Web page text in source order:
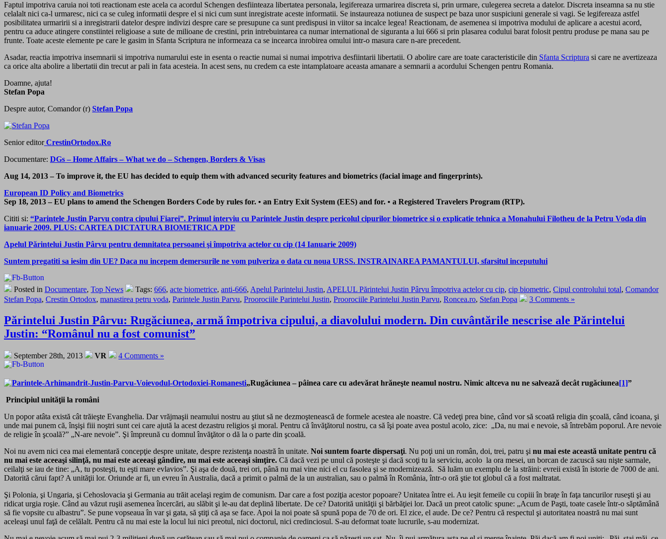
Faptul impotriva caruia noi toti reactionam este acela ca acordul Schengen desfiinteaza libertatea personala, legifereaza urmarirea discreta si, prin urmare, culegerea secreta a datelor. Discreta inseamna sa nu stie
celalalt nici ca-l urmaresc, nici ca se culeg informatii despre el si nici cum sunt inregistrate aceste informatii. Se instaureaza notiunea de suspect pe baza unor suspiciuni generale si vagi. Se legifereaza astfel
posibilitatea urmaririi si a inregistrarii datelor despre indivizi despre care se presupune ca sunt predispusi in viitor sa incalce legea! Reactionam, de asemenea si impotriva modului de aplicare a acestui acord,
pentru ca aduce atingere constiintei religioase a sute de milioane de crestini, prin intrebuintarea ca numar international de siguranta a lui 666 si prin plasarea codului barat folosit pentru produse pe mana sau pe
frunte. Toate aceste elemente pe care le gasim in Sfanta Scriptura ne informeaza ca se incearca inrobirea omului intr-o masura care n-are precedent.
Asadar, reactia impotriva insemnarii si impotriva numarului este in esenta o reactie numai si numai impotriva desfiintarii libertatii. O abolire care are toate caracteristicile din Sfanta Scriptura si care ne avertizeaza
ca orice alta abolire a libertatii din trecut ar pali in fata acesteia. In acest sens, nu credem ca este intamplatoare aceasta amanare a semnarii a acordului Schengen pentru Romania.
Doamne, ajuta!
Stefan Popa
Despre autor, Comandor (r) Stefan Popa
Senior editorCrestinOrtodox.Ro
Documentare: DGs – Home Affairs – What we do – Schengen, Borders & Visas
Aug 14, 2013 – To improve it, the EU has decided to equip them with advanced security features and biometrics (facial image and fingerprints).
European ID Policy and Biometrics
Sep 18, 2013 – EU plans to amend the Schengen Borders Code by rules for. • an Entry Exit System (EES) and for. • a Registered Travelers Program (RTP).
Cititi si: “Parintele Justin Parvu contra cipului Fiarei”. Primul interviu cu Parintele Justin despre pericolul cipurilor biometrice si o explicatie tehnica a Monahului Filotheu de la Petru Voda din
ianuarie 2009. PLUS: CARTEA DICTATURA BIOMETRICA PDF
Apelul Părintelui Justin Pârvu pentru demnitatea persoanei şi împotriva actelor cu cip (14 Ianuarie 2009)
Suntem pregatiti sa iesim din UE? Daca nu incepem demersurile ne vom pulveriza o data cu noua URSS. INSTRAINAREA PAMANTULUI, sfarsitul inceputului
Posted in Documentare, Top News Tags: 666, acte biometrice, anti-666, Apelul Parintelui Justin, APELUL Părintelui Justin Pârvu împotriva actelor cu cip, cip biometric, Cipul controlului total, Comandor
Stefan Popa, Crestin Ortodox, manastirea petru voda, Parintele Justin Parvu, Proorociile Parintelui Justin, Proorociile Parintelui Justin Parvu, Roncea.ro, Stefan Popa 3 Comments »
Părintelui Justin Pârvu: Rugăciunea, armă împotriva cipului, a diavolului modern. Din cuvântările nescrise ale Părintelui
Justin: “Românul nu a fost comunist”
September 28th, 2013 VR 4 Comments »
„Rugăciunea – pâinea care cu adevărat hrăneşte neamul nostru. Nimic altceva nu ne salvează decât rugăciunea[1]”
Principiul unităţii la români
Un popor atâta există cât trăieşte Evanghelia. Dar vrăjmaşii neamului nostru au ştiut să ne dezmoştenească de formele acestea ale noastre. Că vedeţi prea bine, când vor să scoată religia din şcoală, când icoana, şi
unde mai punem că, înşişi fiii noştri sunt cei care ajută la acest dezastru religios şi moral. Pentru că învăţătorul nostru, ca să îşi poate avea postul acolo, zice: „Da, nu mai e nevoie, să întrebăm poporul. Are nevoie
de religie în şcoală?” „N-are nevoie”. Şi împreună cu domnul învăţător o dă la o parte din şcoală.
Noi nu avem nici cea mai elementară concepţie despre unitate, despre rezistenţa noastră în unitate. Noi suntem foarte dispersaţi. Nu poţi uni un român, doi, trei, patru şi nu mai este această unitate pentru că
nu mai este aceeaşi silinţă, nu mai este aceeaşi gândire, nu mai este aceeaşi simţire. Că dacă vezi pe unul că posteşte şi dacă scoţi tu la serviciu, acolo la ora mesei, un borcan de zacuscă sau nişte sarmale,
ceilalţi se iau de tine: „A, tu posteşti, tu eşti mare evlavios”. Şi aşa de două, trei ori, până nu mai vine nici el cu fasolea şi se modernizează. Să luăm un exemplu de la străini: evreii există în istorie de 7000 de ani.
Datorită cărui fapt? A unităţii lor. Oriunde ar fi, un evreu în Australia, dacă a primit o palmă de la un australian, sau o palmă în România, într-o oră ştie tot globul că a fost maltratat.
Şi Polonia, şi Ungaria, şi Cehoslovacia şi Germania au trăit acelaşi regim de comunism. Dar care a fost poziţia acestor popoare? Unitatea între ei. Au ieşit femeile cu copiii în braţe în faţa tancurilor ruseşti şi au
ridicat urgia roşie. Când au văzut ruşii asemenea încercări, au slăbit şi le-au dat deplină libertate. De ce? Datorită unităţii şi bărbăţiei lor. Dacă un preot catolic spune: „Acum de Paşti, toate casele într-o săptămână
să fie vopsite cu albastru”. Se pune vopseaua în var şi gata, să ştiţi că aşa se face. Apoi la noi poate să spună popa de 70 de ori. El zice, el aude. De ce? Pentru că respectul şi autoritatea noastră nu mai sunt
aceleaşi unul faţă de celălalt. Pentru că nu mai este la locul lui nici preotul, nici doctorul, nici credinciosul. S-au deformat toate lucrurile, s-au modernizat.